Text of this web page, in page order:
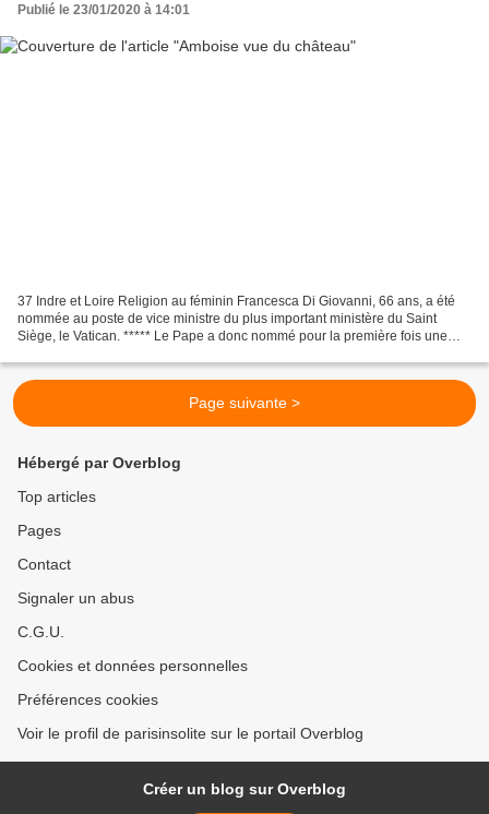
Publié le 23/01/2020 à 14:01
37 Indre et Loire Religion au féminin Francesca Di Giovanni, 66 ans, a été
nommée au poste de vice ministre du plus important ministère du Saint
Siège, le Vatican. ***** Le Pape a donc nommé pour la première fois une
Page suivante >
Hébergé par Overblog
Top articles
Pages
Contact
Signaler un abus
C.G.U.
Cookies et données personnelles
Préférences cookies
Voir le profil de parisinsolite sur le portail Overblog
Créer un blog sur Overblog